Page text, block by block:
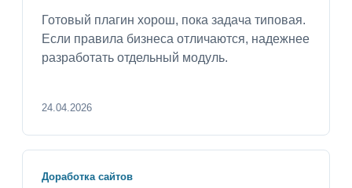
Готовый плагин хорош, пока задача типовая.
Если правила бизнеса отличаются, надежнее
разработать отдельный модуль.
24.04.2026
Доработка сайтов